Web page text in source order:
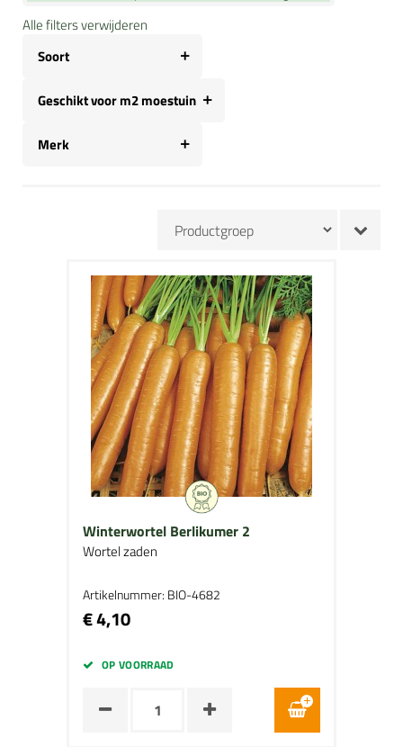
Alle filters verwijderen
Soort
Geschikt voor m2 moestuin
Merk
Winterwortel Berlikumer 2
Wortel zaden
Artikelnummer: BIO-4682
€ 4,10
OP VOORRAAD